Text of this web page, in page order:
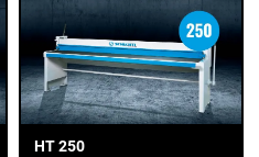
HT 250